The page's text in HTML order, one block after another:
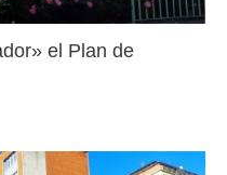
el Plan de